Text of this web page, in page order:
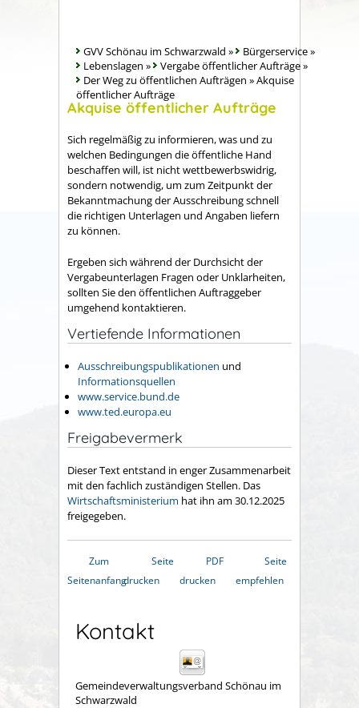
GVV Schönau im Schwarzwald » Bürgerservice»
Lebenslagen » Vergabe öffentlicher Aufträge»
Der Weg zu öffentlichen Aufträgen »Akquise
öffentlicher Aufträge
Akquise öffentlicher Aufträge
Sich regelmäßig zu informieren, was und zu
welchen Bedingungen die öffentliche Hand
beschaffen will, ist nicht wettbewerbswidrig,
sondern notwendig, um zum Zeitpunkt der
Bekanntmachung der Ausschreibung schnell
die richtigen Unterlagen und Angaben liefern
zu können.
Ergeben sich während der Durchsicht der
Vergabeunterlagen Fragen oder Unklarheiten,
sollten Sie den öffentlichen Auftraggeber
umgehend kontaktieren.
Vertiefende Informationen
Ausschreibungspublikationen und
Informationsquellen
www.service.bund.de
www.ted.europa.eu
Freigabevermerk
Dieser Text entstand in enger Zusammenarbeit
mit den fachlich zuständigen Stellen. Das
Wirtschaftsministerium hat ihn am 30.12.2025
freigegeben.
Zum
Seitenanfang
Seite
drucken
PDF
drucken
Seite
empfehlen
Kontakt
Gemeindeverwaltungsverband Schönau im
Schwarzwald